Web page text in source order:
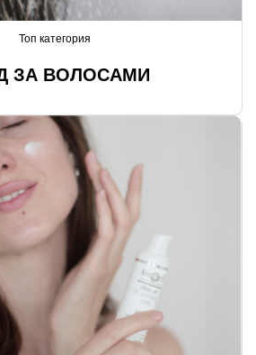
Топ категория
ЗА ВОЛОСАМИ